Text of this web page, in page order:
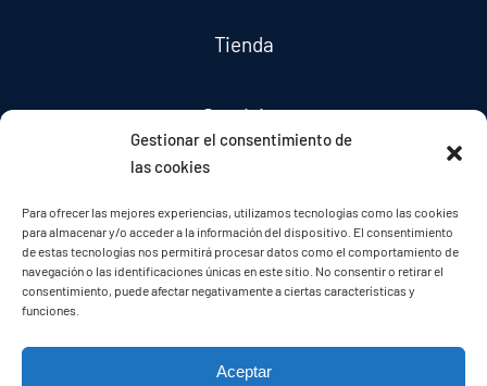
Gestionar el consentimiento de
las cookies
Para ofrecer las mejores experiencias, utilizamos tecnologías como las cookies
para almacenar y/o acceder a la información del dispositivo. El consentimiento
de estas tecnologías nos permitirá procesar datos como el comportamiento de
navegación o las identificaciones únicas en este sitio. No consentir o retirar el
consentimiento, puede afectar negativamente a ciertas características y
funciones.
Aceptar
Tienda
Servicios
Contacto